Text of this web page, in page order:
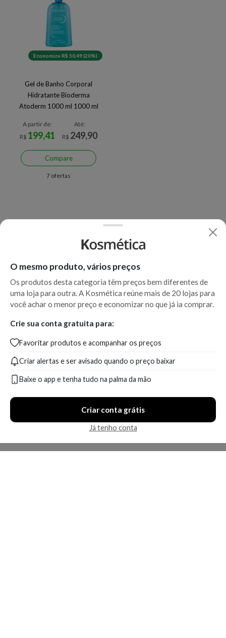
Economize R$ 50,49 (20%)
Gel de Banho Corporal
Hidratante Bioderma
Atoderm 1000 ml 1000 ml
A partir de:
R$ 199,41
Até:
R$ 249,90
Compare
7 ofertas
O mesmo produto, vários preços
Os produtos desta categoria têm preços bem diferentes de
uma loja para outra. A Kosmética reúne mais de 20 lojas para
você achar o menor preço e economizar no que já ia comprar.
Crie sua conta gratuita para:
Favoritar produtos e acompanhar os preços
Criar alertas e ser avisado quando o preço baixar
Baixe o app e tenha tudo na palma da mão
Criar conta grátis
Já tenho conta